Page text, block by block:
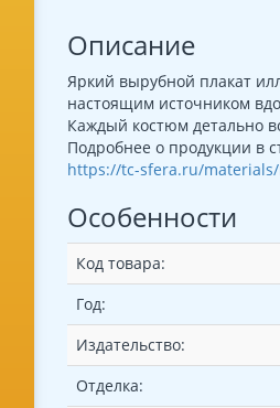
Описание
Яркий вырубной плакат
настоящим источником
Каждый костюм детально
Подробнее о продукции в
https://tc-sfera.ru/
Особенности
Код товара:
Год:
Издательство:
Отделка: